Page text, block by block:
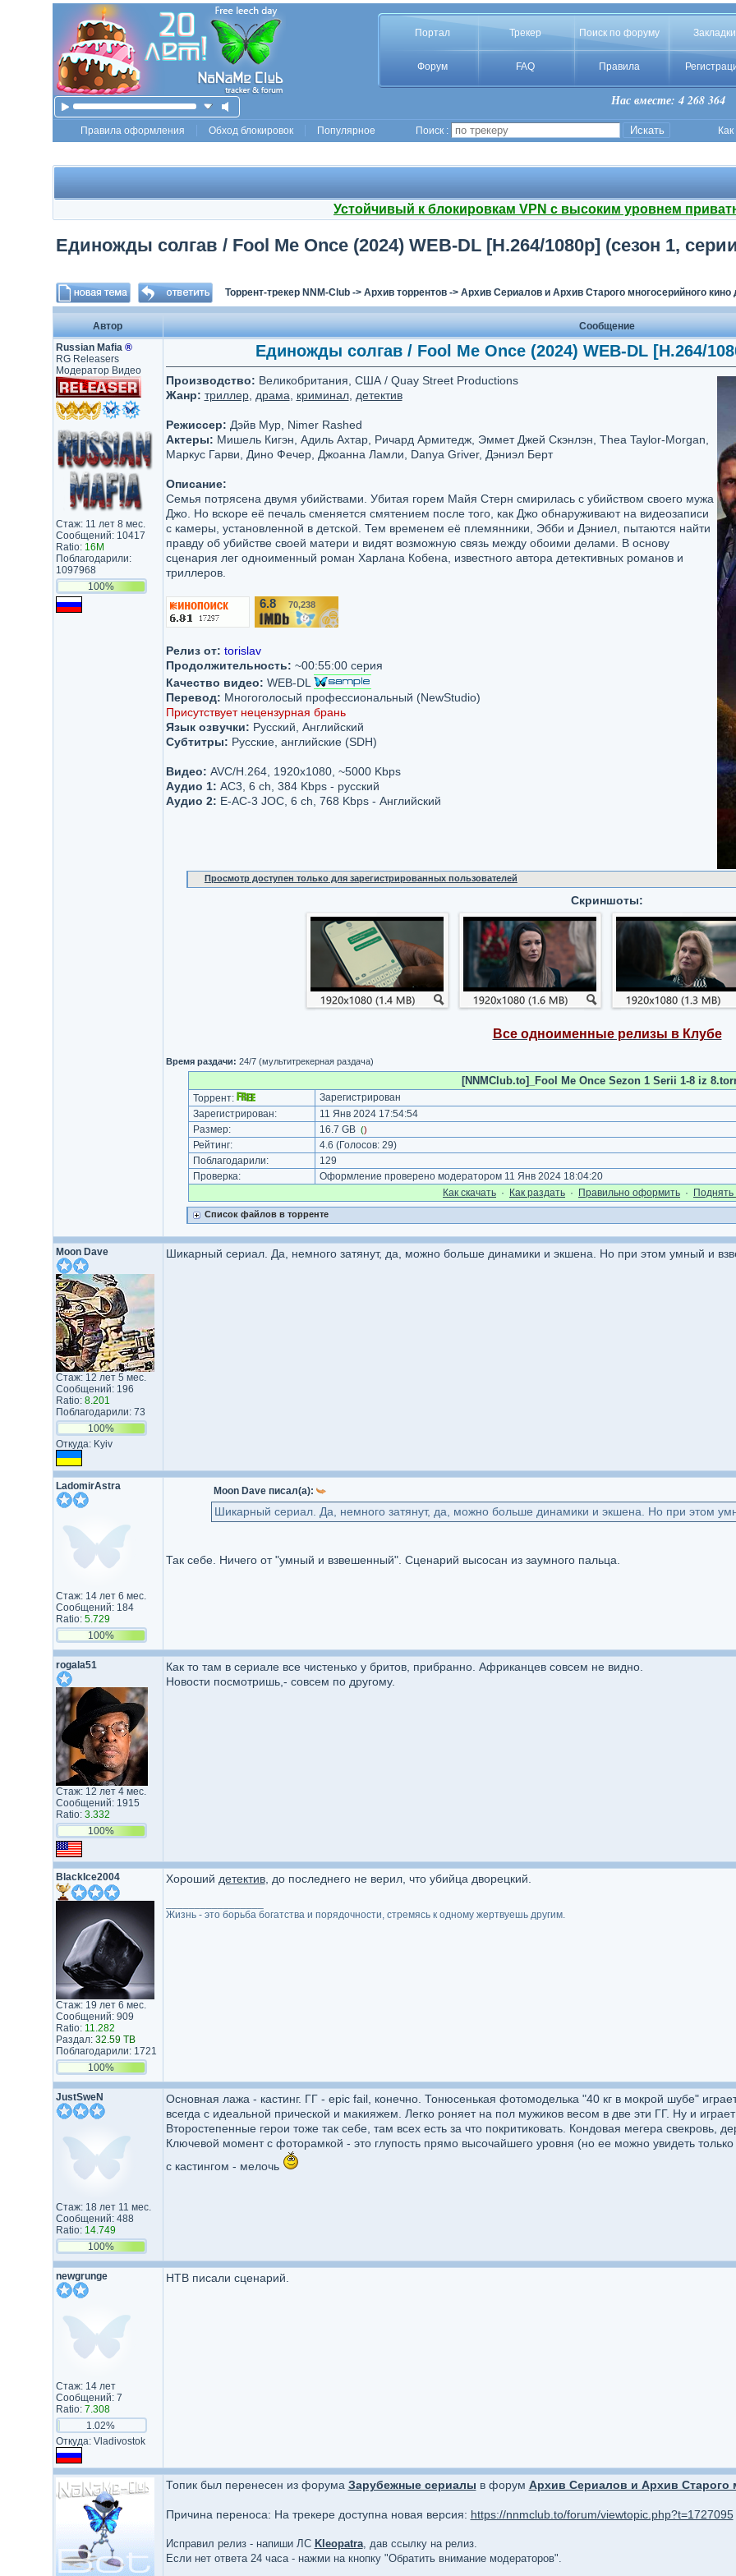
Портал Трекер Поиск по форуму Закладки
Форум FAQ Правила
Нас вместе: 4 268 364
Правила оформления Обход блокировок Популярное Поиск :
Устойчивый к блокировкам VPN с высоким уровнем
Единожды солгав / Fool Me Once (2024) WEB-DL [H.264/1080p] (сезон 1,
Торрент-трекер NNM-Club-> Архив торрентов-> Архив Сериалов и Архив Старого многосерийного кино
Автор
Сообщение
Russian Mafia ®
RG Releasers
Модератор Видео
Стаж: 11 лет 8 мес.
Сообщений: 10417
Ratio: 16M
Поблагодарили:
1097968
100%
Единожды солгав / Fool Me Once (2024) WEB-DL [H.264/
Производство: Великобритания, США / Quay Street Productions
Жанр: триллер, драма криминал, детектив
Режиссер: Дэйв Мур, Nimer Rashed
Актеры: Мишель Кигэн, Адиль Ахтар, Ричард Армитедж, Эммет Джей Скэнлэн, Thea Taylor-Morgan,
Маркус Гарви, Дино Фечер, Джоанна Ламли, Danya Griver, Дэниэл Берт
Описание:
Семья потрясена двумя убийствами. Убитая горем Майя Стерн смирилась с убийством своего мужа
Джо. Но вскоре её печаль сменяется смятением после того, как Джо обнаруживают на видеозаписи
с камеры, установленной в детской. Тем временем её племянники, Эбби и Дэниел, пытаются найти
правду об убийстве своей матери и видят возможную связь между обоими делами. В основу
сценария лег одноименный роман Харлана Кобена, известного автора детективных романов и
триллеров.
6.8/10 70,238
Релиз от: torislav
Продолжительность: ~00:55:00 серия
Качество видео: WEB-DL
Перевод: Многоголосый профессиональный (NewStudio)
Присутствует нецензурная брань
Язык озвучки: Русский, Английский
Субтитры: Русские, английские (SDH)
Видео: AVC/H.264, 1920x1080, ~5000 Kbps
Аудио 1: AC3, 6 ch, 384 Kbps - русский
Аудио 2: E-AC-3 JOC, 6 ch, 768 Kbps - Английский
Просмотр доступен только для зарегистрированных пользователей
Скриншоты:
Все одноименные релизы в Клубе
Время раздачи: 24/7 (мультитрекерная раздача)
[NNMClub.to]_Fool Me Once Sezon 1 Serii 1-8 iz
Торрент:
Зарегистрирован
Зарегистрирован:
11 Янв 2024 17:54:54
Размер:
16.7 GB ()
Рейтинг: 4.6 (Голосов: 29)
Поблагодарили:
129
Проверка:
Оформление проверено модератором 11 Янв 2024 18:04:20
Как cкачать · Как раздать · Правильно оформить · Поднять
Список файлов в торренте
Moon Dave
Стаж: 12 лет 5 мес.
Сообщений: 196
Ratio: 8.201
Поблагодарили: 73
100%
Откуда: Kyiv
Шикарный сериал. Да, немного затянут, да, можно больше динамики и экшена. Но при этом умный и
LadomirAstra
Стаж: 14 лет 6 мес.
Сообщений: 184
Ratio: 5.729
100%
Moon Dave писал(а):
Шикарный сериал. Да, немного затянут, да, можно больше динамики и экшена. Но при этом
Так себе. Ничего от "умный и взвешенный". Сценарий высосан из заумного пальца.
rogala51
Стаж: 12 лет 4 мес.
Сообщений: 1915
Ratio: 3.332
100%
Как то там в сериале все чистенько у бритов, прибранно. Африканцев совсем не видно.
Новости посмотришь,- совсем по другому.
BlackIce2004
Стаж: 19 лет 6 мес.
Сообщений: 909
Ratio: 11.282
Раздал: 32.59 TB
Поблагодарили: 1721
100%
Хороший детектив, до последнего не верил, что убийца дворецкий.
Жизнь - это борьба богатства и порядочности, стремясь к одному жертвуешь другим.
JustSweN
Стаж: 18 лет 11 мес.
Сообщений: 488
Ratio: 14.749
100%
Основная лажа - кастинг. ГГ - epic fail, конечно. Тонюсенькая фотомоделька "40 кг в мокрой шубе"
всегда с идеальной прической и макияжем. Легко роняет на пол мужиков весом в две эти ГГ. Ну и
Второстепенные герои тоже так себе, там всех есть за что покритиковать. Кондовая мегера
Ключевой момент с фоторамкой - это глупость прямо высочайшего уровня (но ее можно увидеть
с кастингом - мелочь
newgrunge
Стаж: 14 лет
Сообщений: 7
Ratio: 7.308
1.02%
Откуда: Vladivostok
НТВ писали сценарий.
Топик был перенесен из форума Зарубежные сериалы в форум Архив Сериалов и Архив Старого
Причина переноса: На трекере доступна новая версия: https://nnmclub.to/forum/viewtopic.php?t=1727095
Исправил релиз - напиши ЛС Kleopatra, дав ссылку на релиз.
Если нет ответа 24 часа - нажми на кнопку "Обратить внимание модераторов".